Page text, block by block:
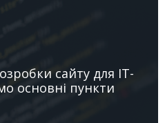
сайту для IT-
основні пункти